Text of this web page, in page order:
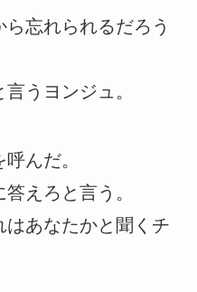
忘れられるだろう
うヨンジュ。
んだ。
えろと言う。
あなたかと聞くチ